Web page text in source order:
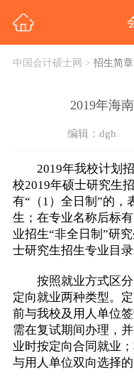
中国会计硕士网 > 招生简章
2019年海
编辑：dgh
2019年我校计划招
校2019年硕士研究生
有“（1）全日制”的，
生；在专业名称后标
业招生“非全日制”研
士研究生招生专业目
按照就业方式区分
定向就业两种类型。
前与我校及用人单位
需在复试期间办理，
业时按定向合同就业
与用人单位双向选择的